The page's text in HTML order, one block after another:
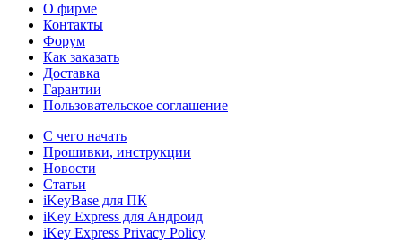
О фирме
Контакты
Форум
Как заказать
Доставка
Гарантии
Пользовательское соглашение
С чего начать
Прошивки, инструкции
Новости
Статьи
iKeyBase для ПК
iKey Express для Андроид
iKey Express Privacy Policy